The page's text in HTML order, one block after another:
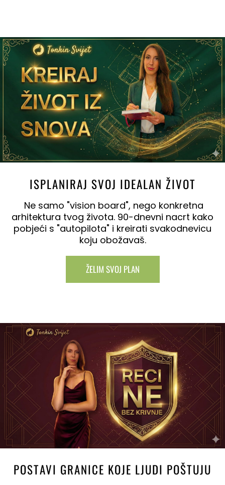
ISPLANIRAJ SVOJ IDEALAN ŽIVOT
Ne samo "vision board", nego konkretna
arhitektura tvog života. 90-dnevni nacrt kako
pobjeći s "autopilota" i kreirati svakodnevicu
koju obožavaš.
ŽELIM SVOJ PLAN
POSTAVI GRANICE KOJE LJUDI POŠTUJU